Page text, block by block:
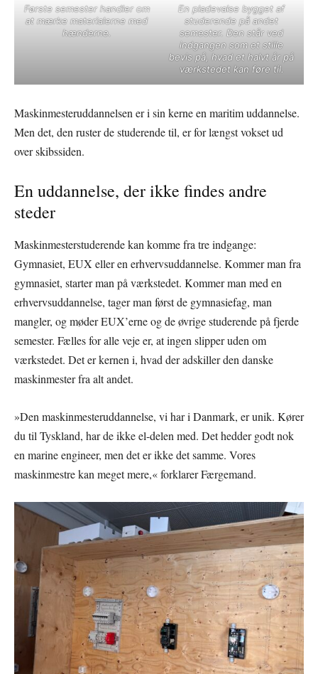
Første semester handler om
at mærke materialerne med
hænderne.
En pladevalse bygget af
studerende på andet
semester. Den står ved
indgangen som et stille
bevis på, hvad et halvt år på
værkstedet kan føre til.
Maskinmesteruddannelsen er i sin kerne en maritim uddannelse.
Men det, den ruster de studerende til, er for længst vokset ud
over skibssiden.
En uddannelse, der ikke findes andre
steder
Maskinmesterstuderende kan komme fra tre indgange:
Gymnasiet, EUX eller en erhvervsuddannelse. Kommer man fra
gymnasiet, starter man på værkstedet. Kommer man med en
erhvervsuddannelse, tager man først de gymnasiefag, man
mangler, og møder EUX’erne og de øvrige studerende på fjerde
semester. Fælles for alle veje er, at ingen slipper uden om
værkstedet. Det er kernen i, hvad der adskiller den danske
maskinmester fra alt andet.
»Den maskinmesteruddannelse, vi har i Danmark, er unik. Kører
du til Tyskland, har de ikke el-delen med. Det hedder godt nok
en marine engineer, men det er ikke det samme. Vores
maskinmestre kan meget mere,« forklarer Færgemand.